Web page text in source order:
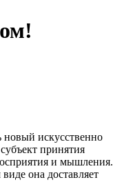
новый искусственно
принятия
и мышления.
она доставляет